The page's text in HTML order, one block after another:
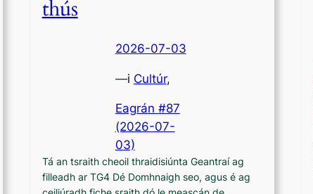
thús
2026-07-03
—i Cultúr,
Eagrán #87
(2026-07-
03)
Tá an tsraith cheoil thraidisiúnta Geantraí ag
filleadh ar TG4 Dé Domhnaigh seo, agus é ag